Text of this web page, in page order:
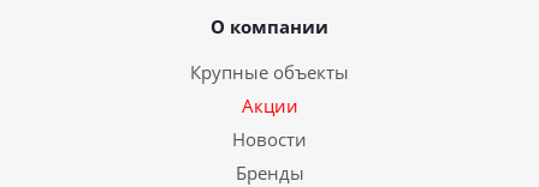
О компании
Крупные объекты
Акции
Новости
Бренды